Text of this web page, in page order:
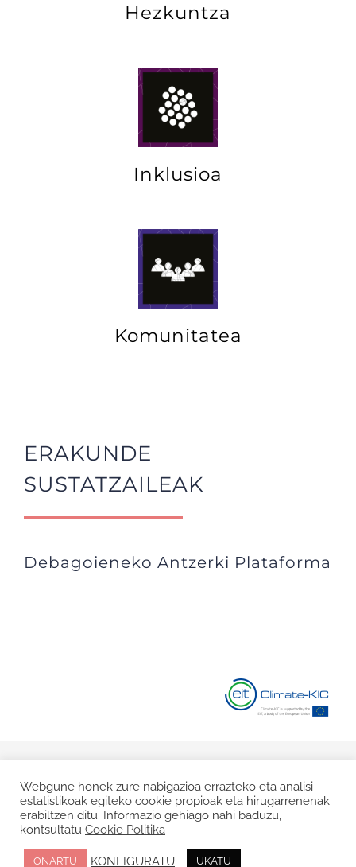
Hezkuntza
Inklusioa
Komunitatea
ERAKUNDE
SUSTATZAILEAK
Debagoieneko Antzerki Plataforma
Politika
Facebook
TwitterInstagram
Webgune honek zure nabigazioa errazteko eta analisi
estatistikoak egiteko cookie propioak eta hirugarrenenak
erabiltzen ditu. Informazio gehiago nahi baduzu,
kontsultatu Cookie Politika
ONARTU KONFIGURATU UKATU